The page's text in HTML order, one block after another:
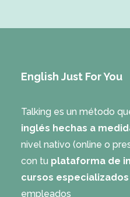
English Just For You
Talking es un método
inglés hechas a
nivel nativo (online o
con tu plataforma de
cursos
empleados